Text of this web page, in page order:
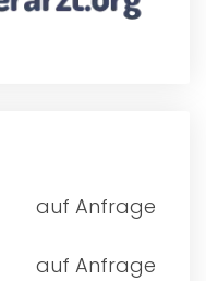
auf Anfrage
auf Anfrage